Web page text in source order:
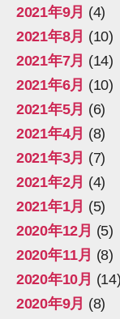
2021年9月 (4)
2021年8月 (10)
2021年7月 (14)
2021年6月 (10)
2021年5月 (6)
2021年4月 (8)
2021年3月 (7)
2021年2月 (4)
2021年1月 (5)
2020年12月 (5)
2020年11月 (8)
2020年10月 (14)
2020年9月 (8)